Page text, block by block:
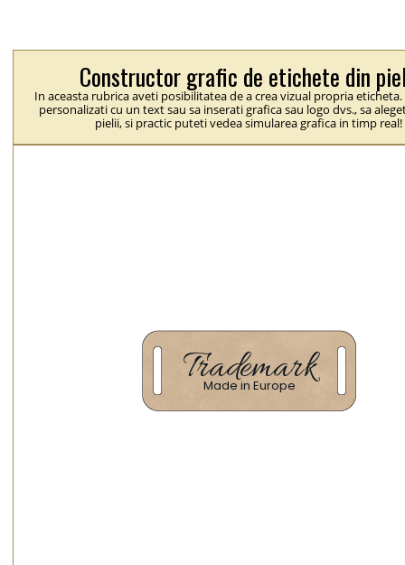
Constructor grafic de etichete din
In aceasta rubrica aveti posibilitatea de a crea vizual propria
personalizati cu un text sau sa inserati grafica sau logo dvs., sa
pielii, si practic puteti vedea simularea grafica in timp real!